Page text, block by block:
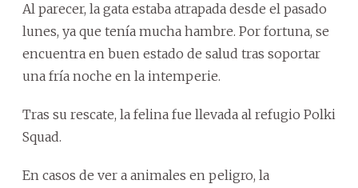
Al parecer, la gata estaba atrapada desde el pasado
lunes, ya que tenía mucha hambre. Por fortuna, se
encuentra en buen estado de salud tras soportar
una fría noche en la intemperie.
Tras su rescate, la felina fue llevada al refugio Polki
Squad.
En casos de ver a animales en peligro, la